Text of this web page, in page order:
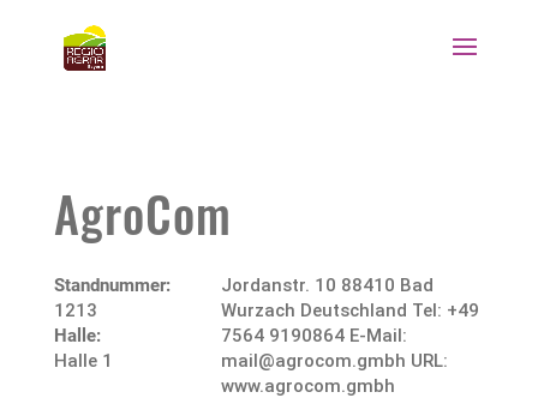
AgroCom
Standnummer:
1213
Halle:
Halle 1
Jordanstr. 10 88410 Bad
Wurzach Deutschland Tel: +49
7564 9190864 E-Mail:
mail@agrocom.gmbh URL:
www.agrocom.gmbh